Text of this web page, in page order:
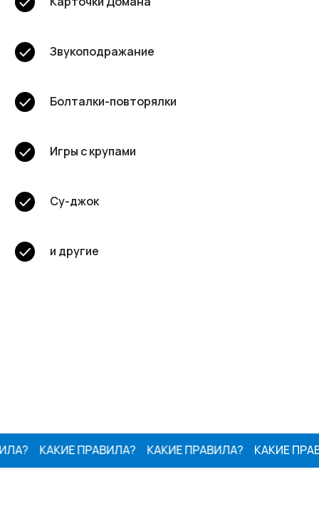
Звукоподражание
Болталки-повторялки
Игры с крупами
Су-джок
и другие
КАКИЕ ПРАВИЛА? КАКИЕ ПРАВИЛА? КАКИЕ